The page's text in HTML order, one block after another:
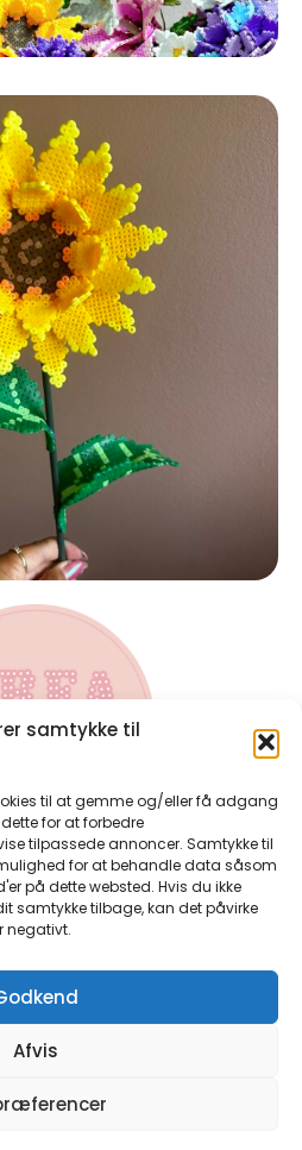
samtykke til
til at gemme og/eller få adgang
for at forbedre
tilpassede annoncer. Samtykke til
for at behandle data såsom
på dette websted. Hvis du ikke
samtykke tilbage, kan det påvirke
negativt.
Afvis
eller har du spørgsmål til en
lavet, så kontakt mig på:
eller er du forhandler og ønsker
i din butik, så skriv endelig.